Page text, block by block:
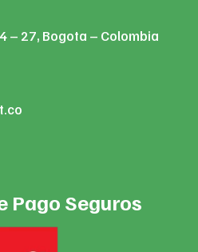
– 27, Bogota – Colombia
Pago Seguros